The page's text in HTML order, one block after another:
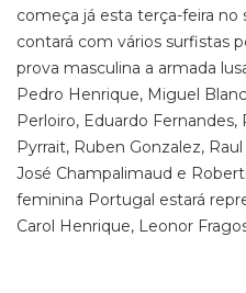
começa já esta terça-feira no
contará com vários surfistas
prova masculina a armada
Pedro Henrique, Miguel
Perloiro, Eduardo
Pyrrait, Ruben Gonzalez,
José Champalimaud e
feminina Portugal estará
Carol Henrique, Leonor